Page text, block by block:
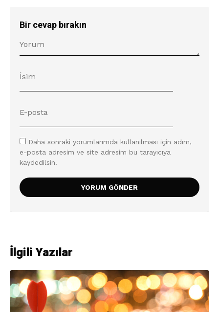
Bir cevap bırakın
Daha sonraki yorumlarımda kullanılması için adım,
e-posta adresim ve site adresim bu tarayıcıya
kaydedilsin.
İlgili Yazılar